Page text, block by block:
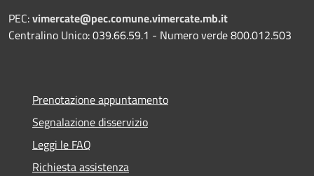
PEC:vimercate@pec.comune.vimercate.mb.it
Centralino Unico: 039.66.59.1 - Numero verde 800.012.503
Prenotazione appuntamento
Segnalazione disservizio
Leggi le FAQ
Richiesta assistenza